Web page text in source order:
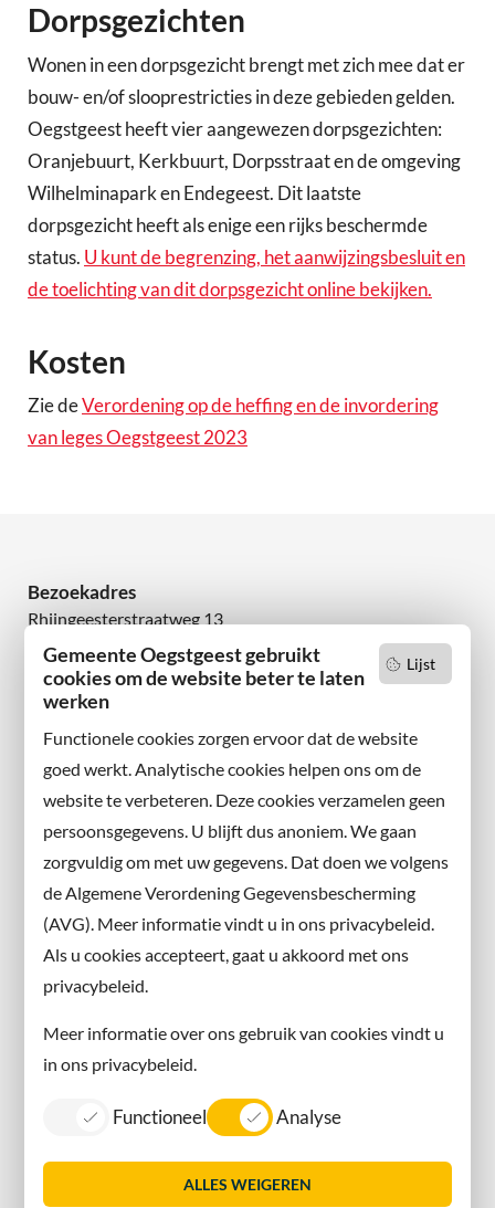
Lijst
Gemeente Oegstgeest gebruikt
cookies om de website beter te laten
werken
Functionele cookies zorgen ervoor dat de website
goed werkt. Analytische cookies helpen ons om de
website te verbeteren. Deze cookies verzamelen geen
persoonsgegevens. U blijft dus anoniem. We gaan
zorgvuldig om met uw gegevens. Dat doen we volgens
de Algemene Verordening Gegevensbescherming
(AVG). Meer informatie vindt u in ons privacybeleid.
Als u cookies accepteert, gaat u akkoord met ons
privacybeleid.
Meer informatie over ons gebruik van cookies vindt u
in ons privacybeleid.
Functioneel Analyse
ALLES WEIGEREN
Dorpsgezichten
Wonen in een dorpsgezicht brengt met zich mee dat er
bouw- en/of slooprestricties in deze gebieden gelden.
Oegstgeest heeft vier aangewezen dorpsgezichten:
Oranjebuurt, Kerkbuurt, Dorpsstraat en de omgeving
Wilhelminapark en Endegeest. Dit laatste
dorpsgezicht heeft als enige een rijks beschermde
status. U kunt de begrenzing, het aanwijzingsbesluit en
de toelichting van dit dorpsgezicht online bekijken.
Kosten
Zie deVerordening op de heffing en de invordering
van leges Oegstgeest 2023
Bezoekadres
Rhijngeesterstraatweg 13
2342 AN Oegstgeest
Wilt u niets missen?
en volg ons ook op sociale media.
Facebook
X
Instagram
Contact met de gemeente
Contact
Information in English
Sitemap